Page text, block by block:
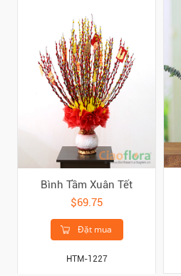
Bình Tầm Xuân Tết
$69.75
Đặt mua
HTM-1227